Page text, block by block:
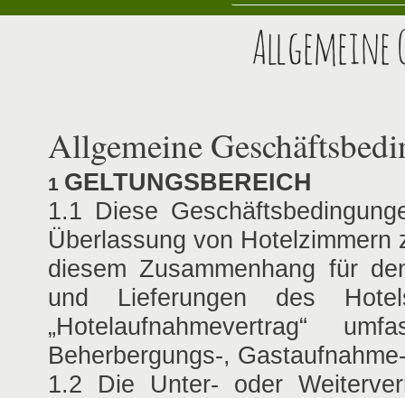
Allgemeine
Allgemeine
1 GELTUNGSBEREICH
1.1 Diese
Überlassung von
diesem Zusammenhang für
und Lieferungen des
„Hotelaufnahmevertrag“
Beherbergungs-,
1.2 Die Unter- oder